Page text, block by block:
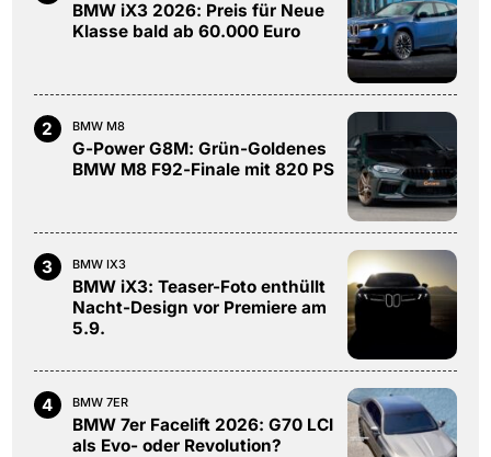
BMW iX3 2026: Preis für Neue
Klasse bald ab 60.000 Euro
2 BMW M8
G-Power G8M: Grün-Goldenes
BMW M8 F92-Finale mit 820 PS
3 BMW IX3
BMW iX3: Teaser-Foto enthüllt
Nacht-Design vor Premiere am
5.9.
4 BMW 7ER
BMW 7er Facelift 2026: G70 LCI
als Evo- oder Revolution?